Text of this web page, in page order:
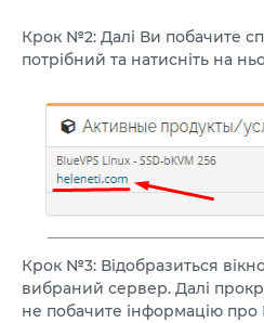
Крок №2: Далі Ви побачите
потрібний та натисніть на
Крок №3: Відобразиться
вибраний сервер. Далі
не побачите інформацію про